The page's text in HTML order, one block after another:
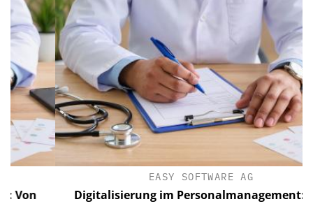
EASY SOFTWARE AG
Digitalisierung im Personalmanagement: Von